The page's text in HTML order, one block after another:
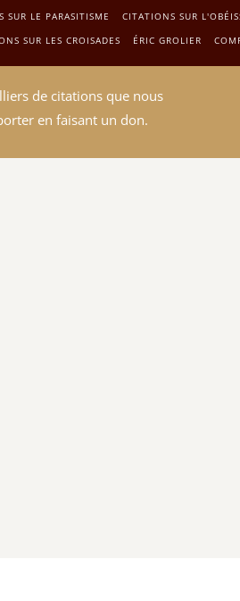
SUR LE PARASITISME CITATIONS SUR
SUR LES CROISADES ÉRIC GROLIER
de citations que nous
en faisant un don.